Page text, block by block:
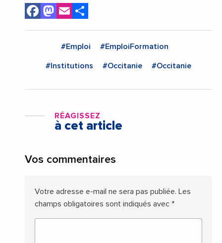
Facebook
Mastodon
Email
#Emploi #EmploiFormation
#Institutions #Occitanie #Occitanie
RÉAGISSEZ
à cet article
Vos commentaires
Votre adresse e-mail ne sera pas publiée. Les
champs obligatoires sont indiqués avec *